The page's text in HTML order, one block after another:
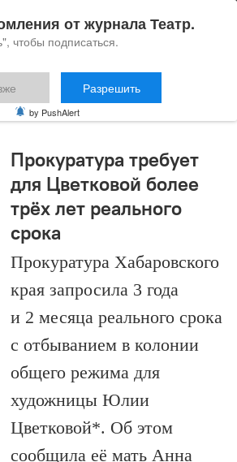
Прокуратура требует
для Цветковой более
трёх лет реального
срока
Прокуратура Хабаровского
края запросила 3 года
и 2 месяца реального срока
с отбыванием в колонии
общего режима для
художницы Юлии
Цветковой*. Об этом
сообщила её мать Анна
от журнала Театр.
чтобы подписаться.
Разрешить
by PushAlert